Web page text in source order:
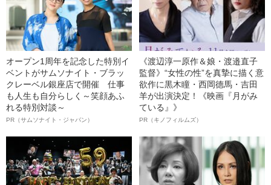
オープン1周年を記念した特別イ
ベントがサムソナイト・ブラッ
クレーベル銀座店で開催 仕事
も人生も自分らしく～笑顔あふ
れる特別対談～
PR（サムソナイト・ジャパン）
《渡辺淳一原作＆娘・渡邉直子
監督》“女性の性”を真摯に描く意
欲作に黒木瞳・西岡德馬・吉田
羊が出演決定！《映画『月がみ
ている』》
PR（キノフィルムズ）